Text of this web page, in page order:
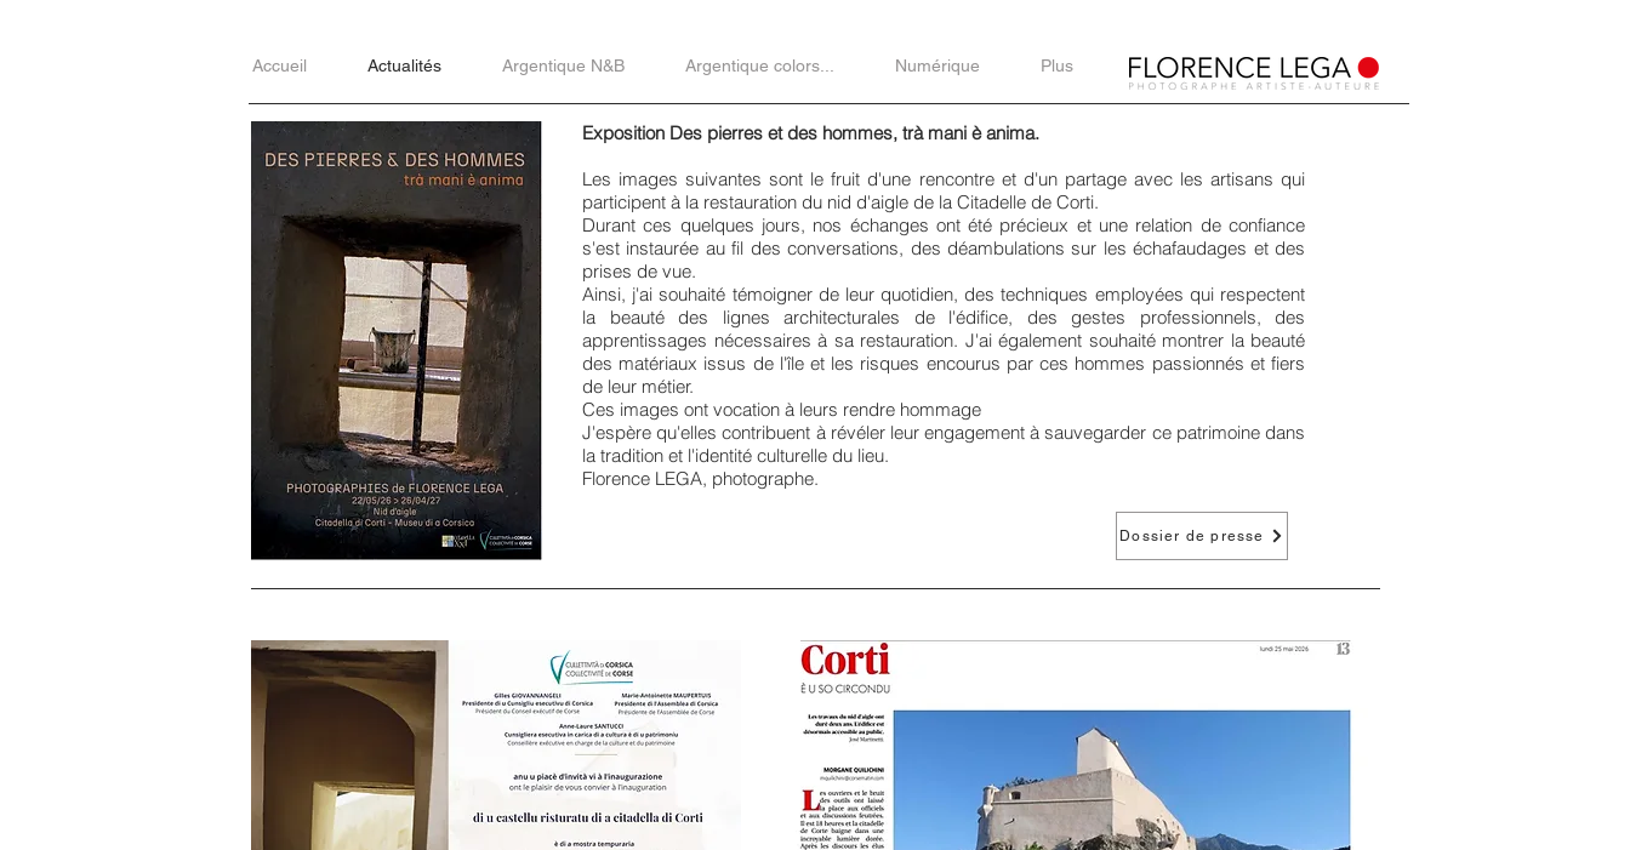
Accueil Actualités Argentique N&B Argentique colors... Numérique Plus
Exposition Des pierres et des hommes, trà mani è anima.
Les images suivantes sont le fruit d'une rencontre et d'un partage avec les artisans qui
participent à la restauration du nid d'aigle de la Citadelle de Corti.
Durant ces quelques jours, nos échanges ont été précieux et une relation de confiance
s'est instaurée au fil des conversations, des déambulations sur les échafaudages et des
prises de vue.
Ainsi, j'ai souhaité témoigner de leur quotidien, des techniques employées qui respectent
la beauté des lignes architecturales de l'édifice, des gestes professionnels, des
apprentissages nécessaires à sa restauration. J'ai également souhaité montrer la beauté
des matériaux issus de l'île et les risques encourus par ces hommes passionnés et fiers
de leur métier.
Ces images ont vocation à leurs rendre hommage
J'espère qu'elles contribuent à révéler leur engagement à sauvegarder ce patrimoine dans
la tradition et l'identité culturelle du lieu.
Florence LEGA, photographe.
Dossier de presse